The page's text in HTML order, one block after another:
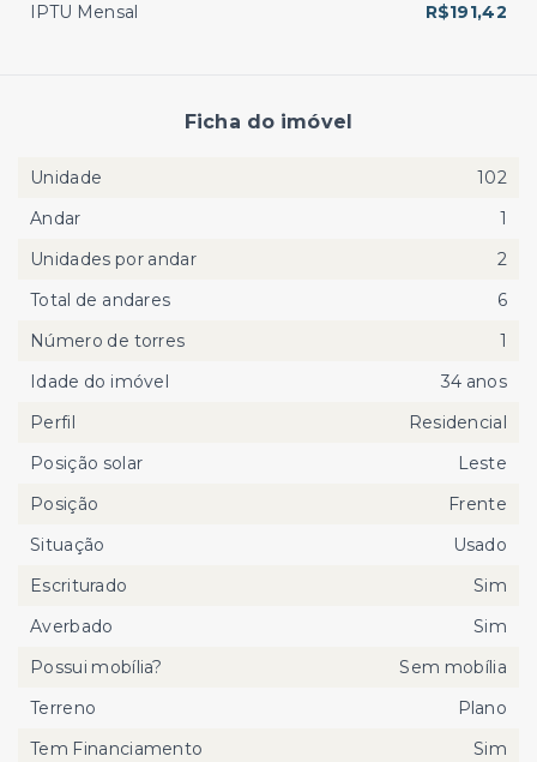
IPTU Mensal
R$191,42
Ficha do imóvel
Unidade
102
Andar
1
Unidades por andar
2
Total de andares
6
Número de torres
1
Idade do imóvel
34 anos
Perfil
Residencial
Posição solar
Leste
Posição
Frente
Situação
Usado
Escriturado
Sim
Averbado
Sim
Possui mobília?
Sem mobília
Terreno
Plano
Tem Financiamento
Sim